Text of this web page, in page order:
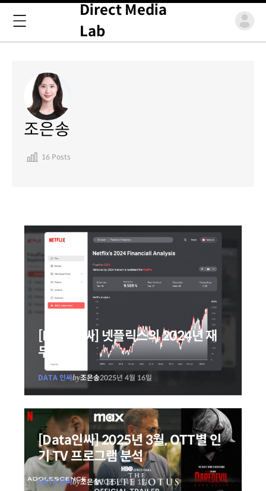
Direct Media
Lab
조은송
16 Posts
[Data인싸] 넷플릭스의 2024년 재
무 요약
DATA 인싸by조은송2025년 4월 16일
[Data인싸] 2025년 3월, OTT별 인
기 TV 프로그램 분석
DATA 인싸by조은송2025년 4월 1일